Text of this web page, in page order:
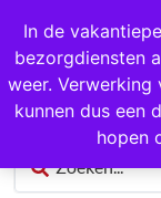
In de
bezorgdiensten
weer. Verwerking
kunnen dus een
hopen